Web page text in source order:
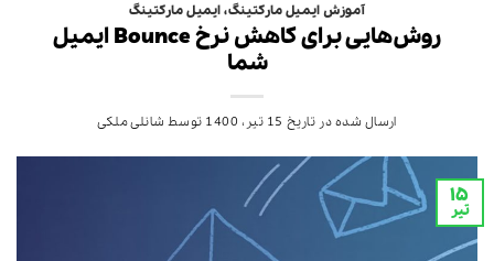
آموزش ایمیل مارکتینگ،ایمیل مارکتینگ
روش‌هایی برای کاهش نرخ Bounce ایمیل
شما
ارسال شده در تاریخ 15 تیر، 1400 توسط شانلی ملکی
۱۵
تیر